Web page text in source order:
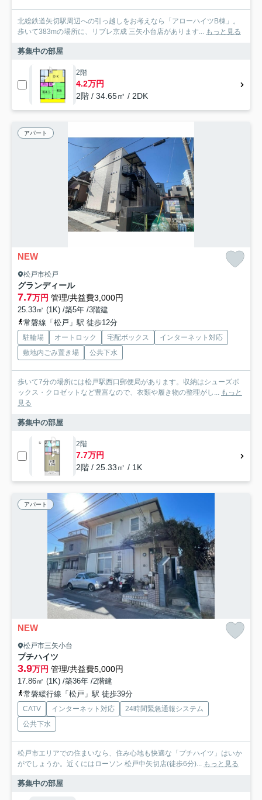
北総鉄道矢切駅周辺への引っ越しをお考えなら「アローハイツB棟」。
歩いて383mの場所に、リブレ京成 三矢小台店があります... もっと見る
募集中の部屋
2階
4.2万円
2階 / 34.65㎡ / 2DK
アパート
NEW
松戸市松戸
グランディール
7.7万円 管理/共益費3,000円
25.33㎡ (1K) /築5年 /3階建
常磐線「松戸」駅 徒歩12分
駐輪場 オートロック 宅配ボックス
インターネット対応
敷地内ごみ置き場
公共下水
歩いて7分の場所には松戸駅西口郵便局があります。収納はシューズボ
ックス・クロゼットなど豊富なので、衣類や履き物の整理がし... もっと
見る
募集中の部屋
2階
7.7万円
2階 / 25.33㎡ / 1K
アパート
NEW
松戸市三矢小台
プチハイツ
3.9万円 管理/共益費5,000円
17.86㎡ (1K) /築36年 /2階建
常磐緩行線「松戸」駅 徒歩39分
CATV インターネット対応
24時間緊急通報システム
公共下水
松戸市エリアでの住まいなら、住み心地も快適な「プチハイツ」はいか
がでしょうか。近くにはローソン 松戸中矢切店(徒歩6分)... もっと見る
募集中の部屋